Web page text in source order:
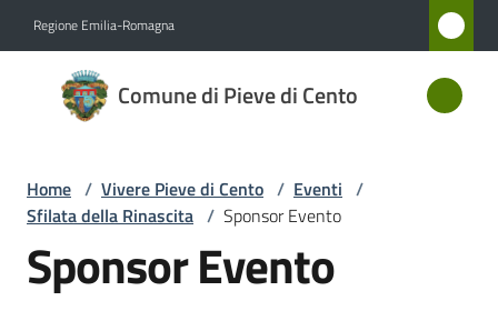
Regione Emilia-Romagna
Comune di Pieve di Cento
Comune
di Pieve
Novità
Home / Vivere Pieve di Cento / Eventi /
Sfilata della Rinascita / Sponsor Evento
Sponsor Evento